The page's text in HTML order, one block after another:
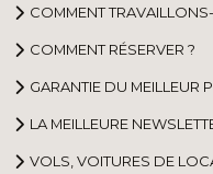
COMMENT
COMMENT RÉSERVER ?
GARANTIE DU MEILLEUR
LA MEILLEURE
VOLS, VOITURES DE